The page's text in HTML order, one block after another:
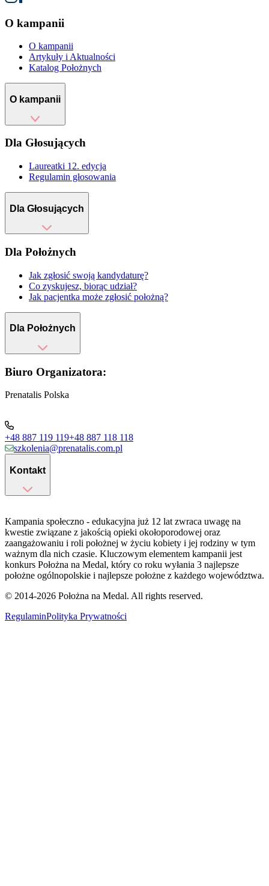
O kampanii
O kampanii
Artykuły i Aktualności
Katalog Położnych
O kampanii
Dla Głosujących
Laureatki 12. edycja
Regulamin głosowania
Dla Głosujących
Dla Położnych
Jak zgłosić swoją kandydaturę?
Co zyskujesz, biorąc udział?
Jak pacjentka może zgłosić położną?
Dla Położnych
Biuro Organizatora:
Prenatalis Polska
+48 887 119 119+48 887 118 118
szkolenia@prenatalis.com.pl
Kontakt
Kampania społeczno - edukacyjna już 12 lat zwraca uwagę na
kwestie związane z jakością opieki okołoporodowej oraz
zaangażowaniu i roli położnej w życiu kobiety i jej rodziny w tym
ważnym dla nich czasie. Kluczowym elementem kampanii jest
konkurs Położna na Medal, który co roku wyłania 3 najlepsze
położne ogólnopolskie i najlepsze położne z każdego województwa.
© 2014-2026 Położna na Medal. All rights reserved.
RegulaminPolityka Prywatności